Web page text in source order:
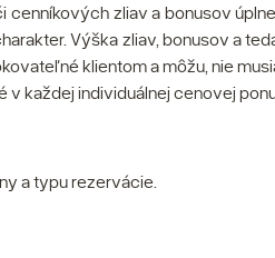
zliav a bonusov
Výška zliav, bonusov a
klientom a môžu, nie
v každej individuálnej cenovej
a typu rezervácie.